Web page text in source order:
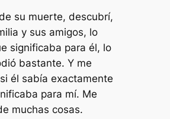
su muerte, descubrí,
y sus amigos, lo
significaba para él, lo
bastante. Y me
él sabía exactamente
para mí. Me
muchas cosas.